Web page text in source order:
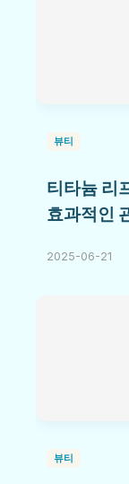
뷰티
티타늄 리
효과적인
2025-06-21
뷰티